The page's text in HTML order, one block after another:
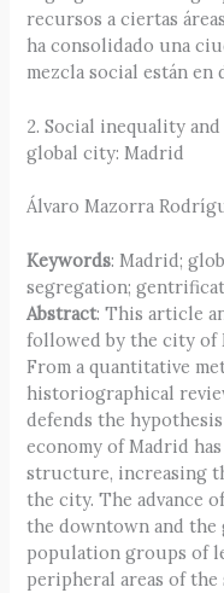
recursos a ciertas
ha consolidado una
mezcla social están en
2. Social inequality
global city: Madrid
Álvaro Mazorra
Keywords: Madrid;
segregation;
Abstract: This article
followed by the city of
From a quantitative
historiographical
defends the
economy of Madrid
structure, increasing
the city. The advance
the downtown and
population groups of
peripheral areas of